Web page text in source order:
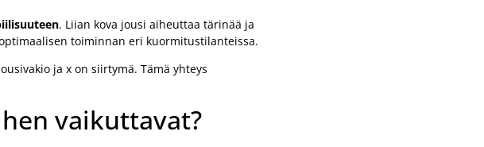
. Liian kova jousi aiheuttaa tärinää ja
toiminnan eri kuormitustilanteissa.
ja x on siirtymä. Tämä yhteys
vaikuttavat?